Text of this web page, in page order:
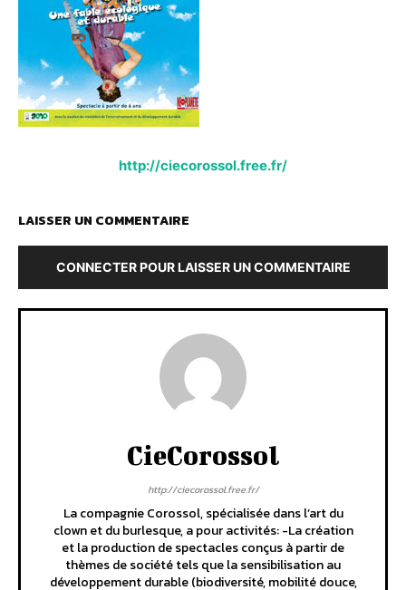
http://ciecorossol.free.fr/
LAISSER UN COMMENTAIRE
CONNECTER POUR LAISSER UN COMMENTAIRE
CieCorossol
http://ciecorossol.free.fr/
La compagnie Corossol, spécialisée dans l’art du
clown et du burlesque, a pour activités: -La création
et la production de spectacles conçus à partir de
thèmes de société tels que la sensibilisation au
développement durable (biodiversité, mobilité douce,